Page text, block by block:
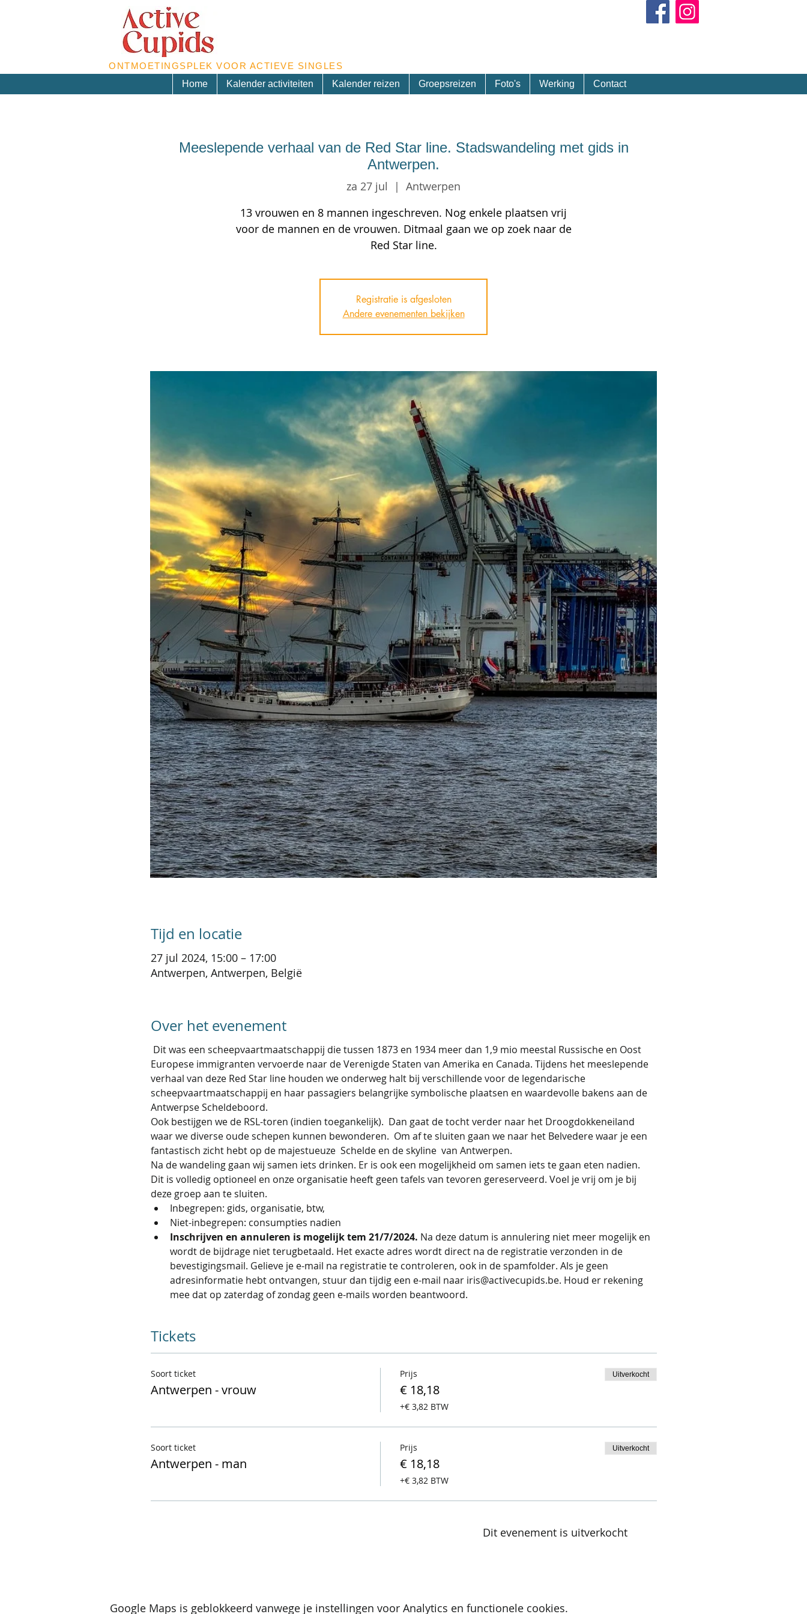
ONTMOETINGSPLEK VOOR ACTIEVE SINGLES
Home
Kalender activiteiten Kalender reizen Groepsreizen Foto's Werking Contact
Meeslepende verhaal van de Red Star line. Stadswandeling met gids in
Antwerpen.
za 27 jul
  |
Antwerpen
13 vrouwen en 8 mannen ingeschreven. Nog enkele plaatsen vrij
voor de mannen en de vrouwen. Ditmaal gaan we op zoek naar de
Red Star line.
Registratie is afgesloten
Andere evenementen bekijken
Tijd en locatie
27 jul 2024, 15:00 – 17:00
Antwerpen, Antwerpen, België
Over het evenement
Dit was een scheepvaartmaatschappij die tussen 1873 en 1934 meer dan 1,9 mio meestal Russische en Oost
Europese immigranten vervoerde naar de Verenigde Staten van Amerika en Canada. Tijdens het meeslepende
verhaal van deze Red Star line houden we onderweg halt bij verschillende voor de legendarische
scheepvaartmaatschappij en haar passagiers belangrijke symbolische plaatsen en waardevolle bakens aan de
Antwerpse Scheldeboord.
Ook bestijgen we de RSL-toren (indien toegankelijk).  Dan gaat de tocht verder naar het Droogdokkeneiland
waar we diverse oude schepen kunnen bewonderen.  Om af te sluiten gaan we naar het Belvedere waar je een
fantastisch zicht hebt op de majestueuze  Schelde en de skyline  van Antwerpen.
Na de wandeling gaan wij samen iets drinken. Er is ook een mogelijkheid om samen iets te gaan eten nadien.
Dit is volledig optioneel en onze organisatie heeft geen tafels van tevoren gereserveerd. Voel je vrij om je bij
deze groep aan te sluiten.
Inbegrepen: gids, organisatie, btw,
Niet-inbegrepen: consumpties nadien
Inschrijven en annuleren is mogelijk tem 21/7/2024. Na deze datum is annulering niet meer mogelijk en
wordt de bijdrage niet terugbetaald. Het exacte adres wordt direct na de registratie verzonden in de
bevestigingsmail. Gelieve je e-mail na registratie te controleren, ook in de spamfolder. Als je geen
adresinformatie hebt ontvangen, stuur dan tijdig een e-mail naar iris@activecupids.be. Houd er rekening
mee dat op zaterdag of zondag geen e-mails worden beantwoord.
Tickets
Soort ticket
Antwerpen - vrouw
Prijs
€ 18,18
+€ 3,82 BTW
Uitverkocht
Soort ticket
Antwerpen - man
Prijs
€ 18,18
+€ 3,82 BTW
Uitverkocht
Dit evenement is uitverkocht
Google Maps is geblokkeerd vanwege je instellingen voor Analytics en functionele cookies.